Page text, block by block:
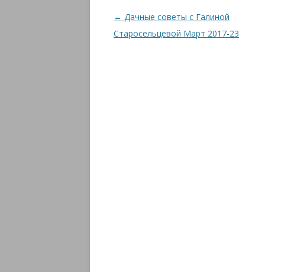
Навигация
по
← Дачные советы с Галиной
Старосельцевой Март 2017-23